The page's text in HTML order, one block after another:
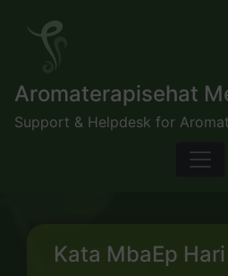
content
Aromaterapisehat
Support & Helpdesk for
Kata MbaEp